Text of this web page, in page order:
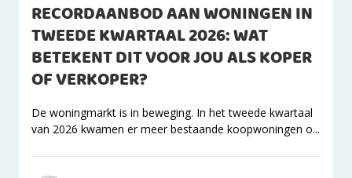
RECORDAANBOD AAN WONINGEN IN
TWEEDE KWARTAAL 2026: WAT
BETEKENT DIT VOOR JOU ALS KOPER
OF VERKOPER?
De woningmarkt is in beweging. In het tweede kwartaal
van 2026 kwamen er meer bestaande koopwoningen o...